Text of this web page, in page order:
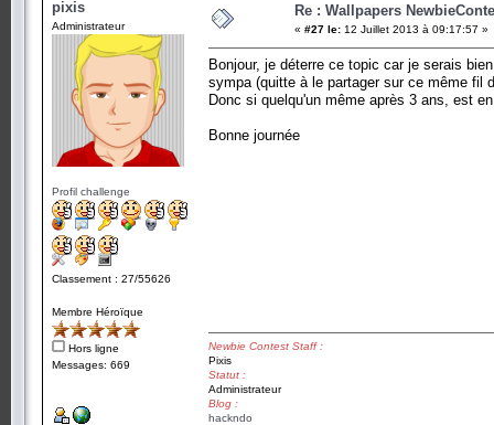
pixis
Administrateur
Profil challenge
Classement : 27/55626
Membre Héroïque
Hors ligne
Messages: 669
Re : Wallpapers
« #27 le: 12 Juillet 2013 à 09:17:57 »
Bonjour, je déterre ce topic car je serais
sympa (quitte à le partager sur ce même fil
Donc si quelqu'un même après 3 ans, est
Bonne journée
Newbie Contest Staff :
Pixis
Statut :
Administrateur
Blog :
hackndo